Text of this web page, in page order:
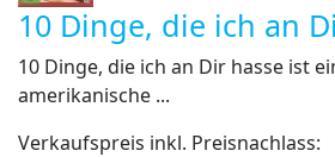
10 Dinge, die ich an
10 Dinge, die ich an Dir hasse ist
amerikanische ...
Verkaufspreis inkl. Preisnachlass: